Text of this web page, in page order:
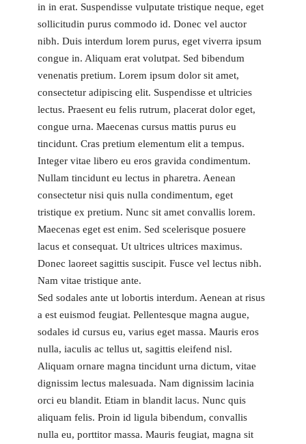
in in erat. Suspendisse vulputate tristique neque, eget
sollicitudin purus commodo id. Donec vel auctor
nibh. Duis interdum lorem purus, eget viverra ipsum
congue in. Aliquam erat volutpat. Sed bibendum
venenatis pretium. Lorem ipsum dolor sit amet,
consectetur adipiscing elit. Suspendisse et ultricies
lectus. Praesent eu felis rutrum, placerat dolor eget,
congue urna. Maecenas cursus mattis purus eu
tincidunt. Cras pretium elementum elit a tempus.
Integer vitae libero eu eros gravida condimentum.
Nullam tincidunt eu lectus in pharetra. Aenean
consectetur nisi quis nulla condimentum, eget
tristique ex pretium. Nunc sit amet convallis lorem.
Maecenas eget est enim. Sed scelerisque posuere
lacus et consequat. Ut ultrices ultrices maximus.
Donec laoreet sagittis suscipit. Fusce vel lectus nibh.
Nam vitae tristique ante.
Sed sodales ante ut lobortis interdum. Aenean at risus
a est euismod feugiat. Pellentesque magna augue,
sodales id cursus eu, varius eget massa. Mauris eros
nulla, iaculis ac tellus ut, sagittis eleifend nisl.
Aliquam ornare magna tincidunt urna dictum, vitae
dignissim lectus malesuada. Nam dignissim lacinia
orci eu blandit. Etiam in blandit lacus. Nunc quis
aliquam felis. Proin id ligula bibendum, convallis
nulla eu, porttitor massa. Mauris feugiat, magna sit